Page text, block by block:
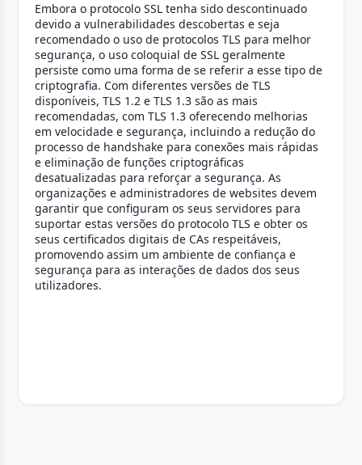
Embora o protocolo SSL tenha sido descontinuado
devido a vulnerabilidades descobertas e seja
recomendado o uso de protocolos TLS para melhor
segurança, o uso coloquial de SSL geralmente
persiste como uma forma de se referir a esse tipo de
criptografia. Com diferentes versões de TLS
disponíveis, TLS 1.2 e TLS 1.3 são as mais
recomendadas, com TLS 1.3 oferecendo melhorias
em velocidade e segurança, incluindo a redução do
processo de handshake para conexões mais rápidas
e eliminação de funções criptográficas
desatualizadas para reforçar a segurança. As
organizações e administradores de websites devem
garantir que configuram os seus servidores para
suportar estas versões do protocolo TLS e obter os
seus certificados digitais de CAs respeitáveis,
promovendo assim um ambiente de confiança e
segurança para as interações de dados dos seus
utilizadores.